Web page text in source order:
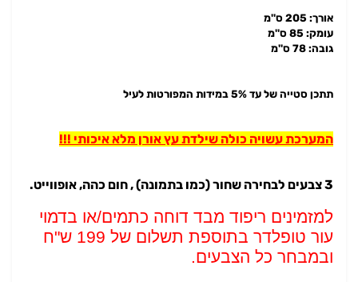
אורך: 205 ס''מ
עומק: 85 ס''מ
גובה: 78 ס''מ
תתכן סטייה של עד 5% במידות המפורטות לעיל
המערכת עשויה כולה שילדת עץ אורן מלא איכותי !!!
3 צבעים לבחירה שחור (כמו בתמונה) , חום כהה, אופווייט.
למזמינים ריפוד מבד דוחה כתמים/או בדמוי
עור טופלדר בתוספת תשלום של 199 ש"ח
ובמבחר כל הצבעים.